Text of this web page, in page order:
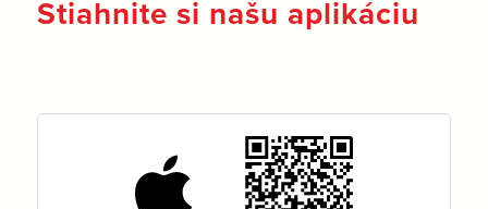
Stiahnite si našu aplikáciu